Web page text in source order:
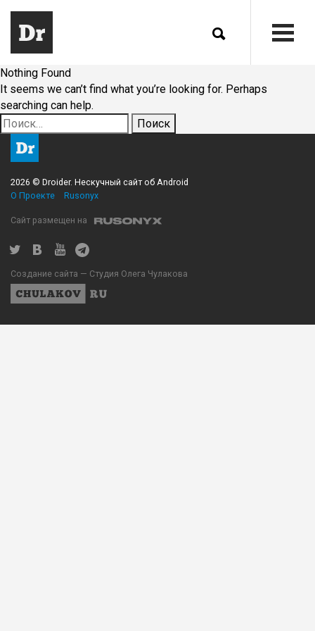
Nothing Found
It seems we can’t find what you’re looking for. Perhaps
searching can help.
Найти:
2026 © Droider. Нескучный сайт об Android
О Проекте
Rusonyx
Сайт размещен на
Создание сайта — Студия Олега Чулакова